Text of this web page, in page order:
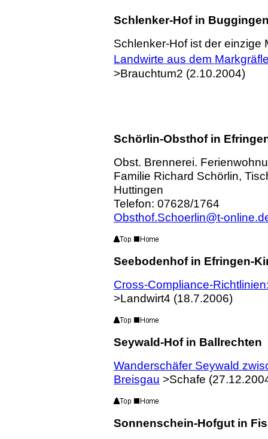
Schlenker-Hof in
Schlenker-Hof ist der einzige
Landwirte aus dem
>Brauchtum2 (2.10.2004)
Schörlin-Obsthof in
Obst. Brennerei.
Familie Richard Schörlin,
Huttingen
Telefon: 07628/1764
Obsthof.Schoerlin@t-
Seebodenhof in Efringen-
Cross-Compliance-
>Landwirt4 (18.7.2006)
Seywald-Hof in Ballrechten
Wanderschäfer Seywald
Breisgau >Schafe
Sonnenschein-Hofgut in